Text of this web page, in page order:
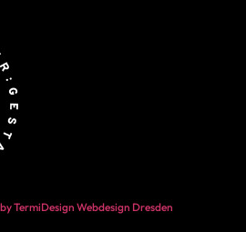
TermiDesign Webdesign Dresden